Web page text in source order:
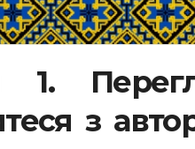
1.
з